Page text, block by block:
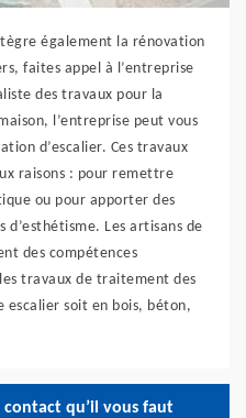
également la rénovation
faites appel à l’entreprise
des travaux pour la
l’entreprise peut vous
d’escalier. Ces travaux
raisons : pour remettre
ou pour apporter des
Les artisans de
des compétences
travaux de traitement des
escalier soit en bois, béton,
contact qu’il vous faut